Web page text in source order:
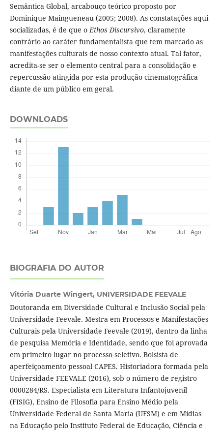
Semântica Global, arcabouço teórico proposto por
Dominique Maingueneau (2005; 2008). As constatações aqui
socializadas, é de que oEthos Discursivo, claramente
contrário ao caráter fundamentalista que tem marcado as
manifestações culturais de nosso contexto atual. Tal fator,
acredita-se ser o elemento central para a consolidação e
repercussão atingida por esta produção cinematográfica
diante de um público em geral.
DOWNLOADS
BIOGRAFIA DO AUTOR
Vitória Duarte Wingert, UNIVERSIDADE FEEVALE
Doutoranda em Diversidade Cultural e Inclusão Social pela
Universidade Feevale. Mestra em Processos e Manifestações
Culturais pela Universidade Feevale (2019), dentro da linha
de pesquisa Memória e Identidade, sendo que foi aprovada
em primeiro lugar no processo seletivo. Bolsista de
aperfeiçoamento pessoal CAPES. Historiadora formada pela
Universidade FEEVALE (2016), sob o número de registro
0000284/RS. Especialista em Literatura Infantojuvenil
(FISIG), Ensino de Filosofia para Ensino Médio pela
Universidade Federal de Santa Maria (UFSM) e em Mídias
na Educação pelo Instituto Federal de Educação, Ciência e